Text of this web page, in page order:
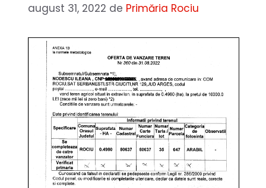
august 31, 2022 de Primăria Rociu